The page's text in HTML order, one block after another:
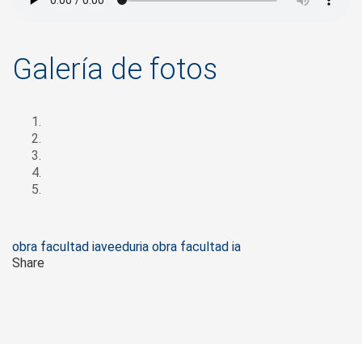
Galería de fotos
Tags
obra facultad iaveeduria obra facultad ia
Share